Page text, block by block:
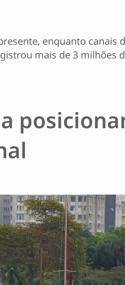
enquanto canais
mais de 3 milhões